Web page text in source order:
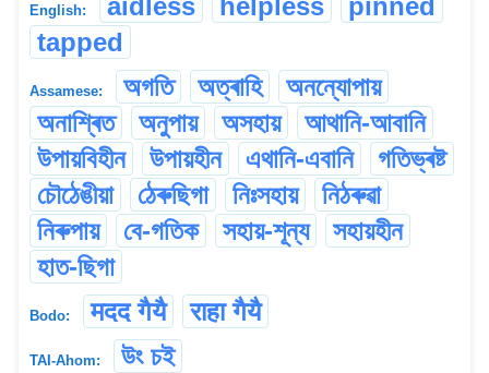
English: aidless helpless
pinned
tapped
Assamese: অগতি অত্ৰাহি
অনন্যোপায়
অনাশ্ৰিত
অনুপায় অসহায়
আথানি-আবানি
উপায়বিহীন
উপায়হীন এথানি-এবানি
গতিভ্ৰষ্ট
চৌঠেঙীয়া
ঠেৰুছিগা নিঃসহায়
নিঠৰুৱা
নিৰুপায়
বে-গতিক সহায়-শূন্য
সহায়হীন
হাত-ছিগা
Bodo: मदद गैयै राहा गैयै
TAI-Ahom: উং চই